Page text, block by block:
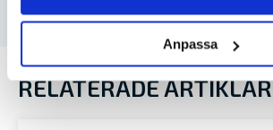
Anpassa
RELATERADE ARTIKLAR